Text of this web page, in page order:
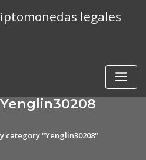
legales
category "Yenglin30208"